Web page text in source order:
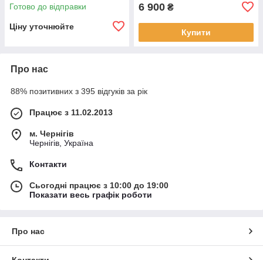
Готово до відправки
Ціну уточнюйте
6 900 ₴
Купити
Про нас
88% позитивних з 395 відгуків за рік
Працює з 11.02.2013
м. Чернігів
Чернігів, Україна
Контакти
Сьогодні працює з 10:00 до 19:00
Показати весь графік роботи
Про нас